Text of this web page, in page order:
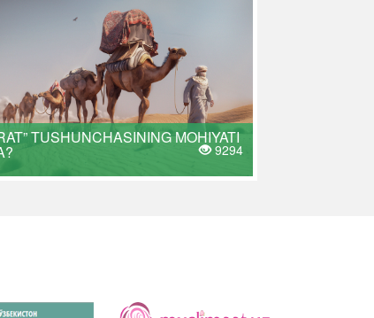
TUSHUNCHASINING MOHIYATI
9294